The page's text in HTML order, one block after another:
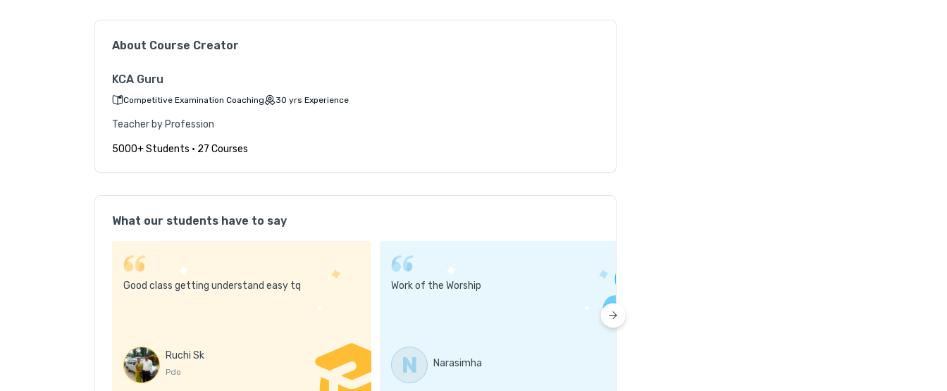
About Course Creator
KCA Guru
Competitive Examination Coaching 30 yrs Experience
Teacher by Profession
5000+ Students • 27 Courses
What our students have to say
Good class getting understand easy tq
Ruchi Sk
Pdo
Work of the Worship
N Narasimha